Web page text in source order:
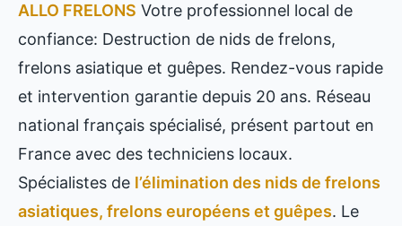
ALLO FRELONS Votre professionnel local de
confiance: Destruction de nids de frelons,
frelons asiatique et guêpes. Rendez-vous rapide
et intervention garantie depuis 20 ans. Réseau
national français spécialisé, présent partout en
France avec des techniciens locaux.
Spécialistes de l’élimination des nids de frelons
asiatiques, frelons européens et guêpes. Le